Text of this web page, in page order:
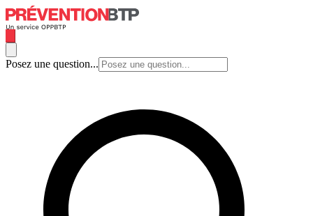
Posez une question...